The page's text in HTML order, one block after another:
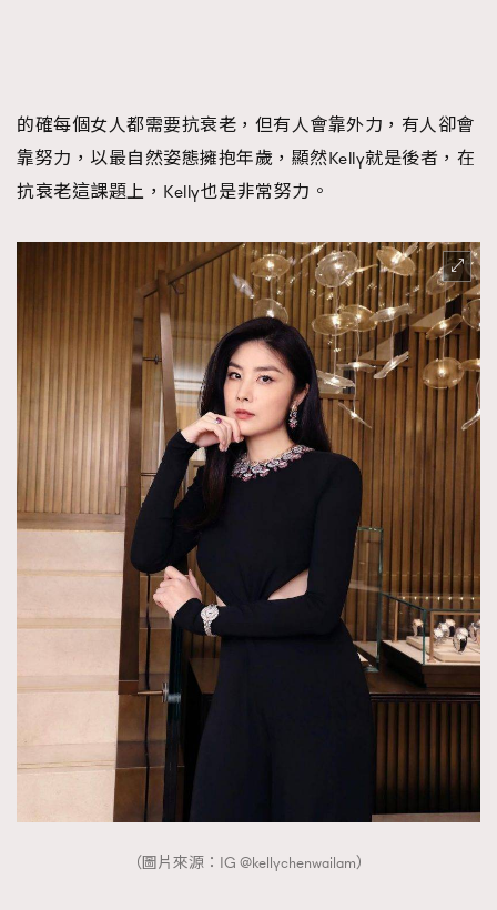
的確每個女人都需要抗衰老，但有人會靠外力，有人卻會
靠努力，以最自然姿態擁抱年歲，顯然Kelly就是後者，在
抗衰老這課題上，Kelly也是非常努力。
（圖片來源：IG @kellychenwailam）